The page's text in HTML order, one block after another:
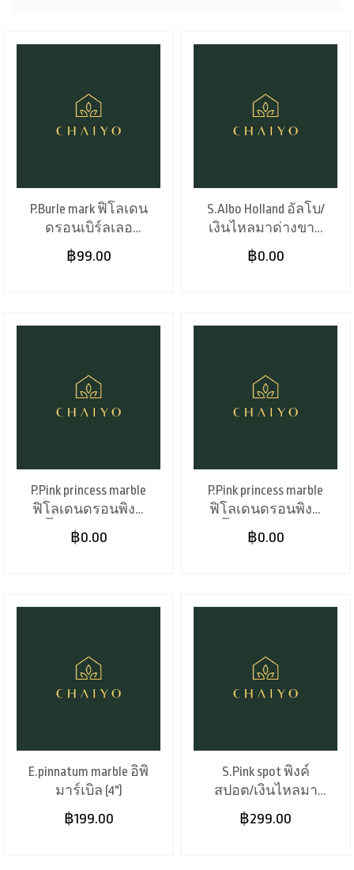
P.Burle mark ฟิโลเดน
ดรอนเบิร์ลเลอ
มาร์ค (4")
฿99.00
S.Albo Holland อัลโบ/
เงินไหลมาด่างขาว
฿0.00
P.Pink princess marble
ฟิโลเดนดรอนพิงค์
ปริ๊นเซสมาร์เบิล(B)
(4")
฿0.00
P.Pink princess marble
ฟิโลเดนดรอนพิงค์
ปริ๊นเซสมาร์เบิล(A)
(4")
฿0.00
E.pinnatum marble อิพิ
มาร์เบิล (4")
฿199.00
S.Pink spot พิงค์
สปอต/เงินไหลมา
ด่างชมพู (6")
฿299.00